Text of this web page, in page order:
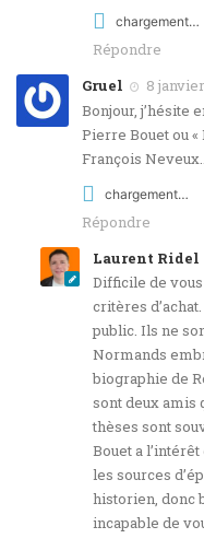
chargement…
Répondre
Gruel
8
Bonjour, j’hésite
Pierre Bouet ou «
François
chargement…
Répondre
Laurent Ridel
Difficile de
critères
public. Ils ne
Normands
biographie de
sont deux amis
thèses sont
Bouet a
les sources
historien, donc
incapable de